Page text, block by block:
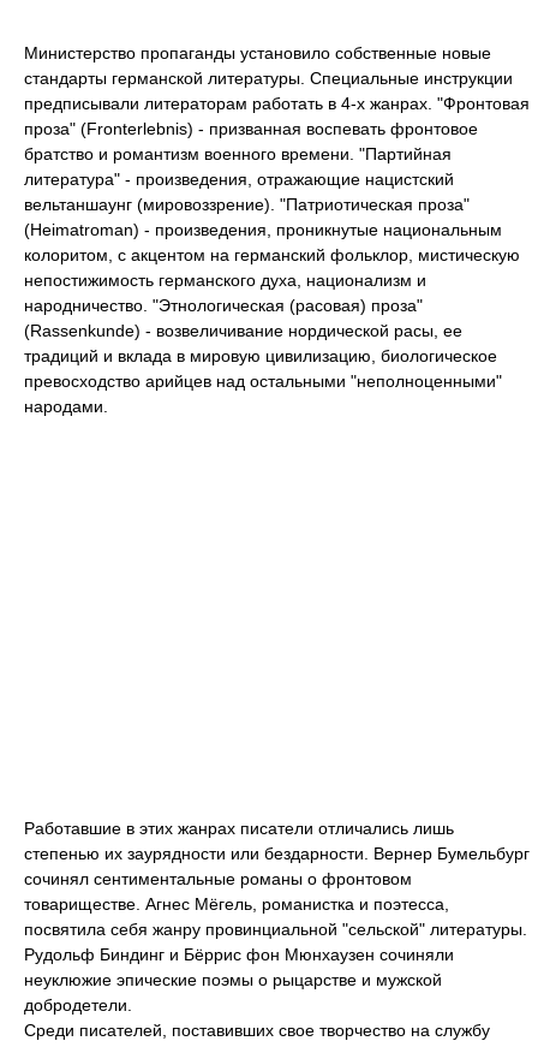
Министерство пропаганды установило собственные новые
стандарты германской литературы. Специальные инструкции
предписывали литераторам работать в 4-х жанрах. "Фронтовая
проза" (Fronterlebnis) - призванная воспевать фронтовое
братство и романтизм военного времени. "Партийная
литература" - произведения, отражающие нацистский
вельтаншаунг (мировоззрение). "Патриотическая проза"
(Heimatroman) - произведения, проникнутые национальным
колоритом, с акцентом на германский фольклор, мистическую
непостижимость германского духа, национализм и
народничество. "Этнологическая (расовая) проза"
(Rassenkunde) - возвеличивание нордической расы, ее
традиций и вклада в мировую цивилизацию, биологическое
превосходство арийцев над остальными "неполноценными"
народами.
Работавшие в этих жанрах писатели отличались лишь
степенью их заурядности или бездарности. Вернер Бумельбург
сочинял сентиментальные романы о фронтовом
товариществе. Агнес Мёгель, романистка и поэтесса,
посвятила себя жанру провинциальной "сельской" литературы.
Рудольф Биндинг и Бёррис фон Мюнхаузен сочиняли
неуклюжие эпические поэмы о рыцарстве и мужской
добродетели.
Среди писателей, поставивших свое творчество на службу